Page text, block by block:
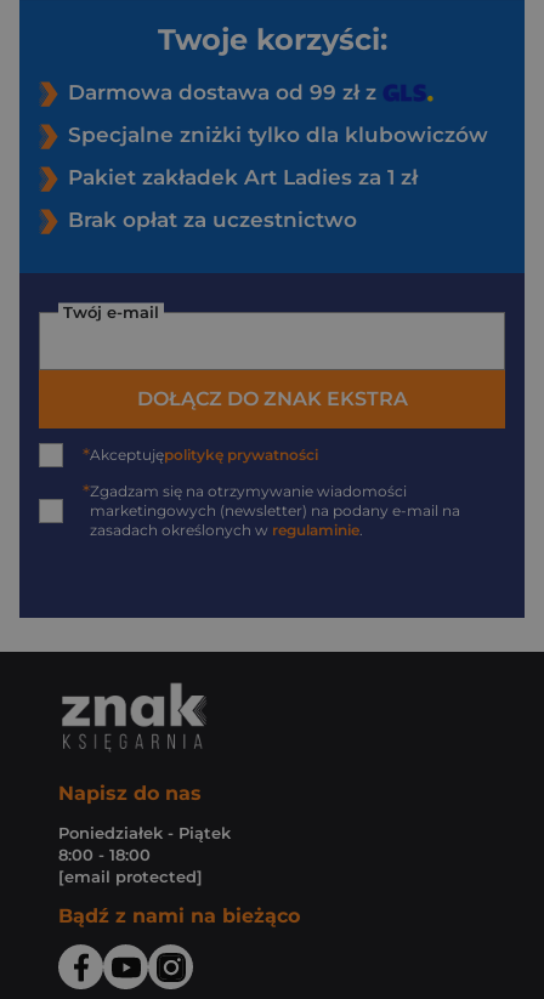
Twoje korzyści:
Darmowa dostawa od 99 zł z
Specjalne zniżki tylko dla klubowiczów
Pakiet zakładek Art Ladies za 1 zł
Brak opłat za uczestnictwo
Twój e-mail
DOŁĄCZ DO ZNAK EKSTRA
*Akceptujępolitykę prywatności
*Zgadzam się na otrzymywanie wiadomości
marketingowych (newsletter) na podany e-mail na
zasadach określonych w regulaminie
Napisz do nas
Poniedziałek - Piątek
8:00 - 18:00
[email protected]
Bądź z nami na bieżąco